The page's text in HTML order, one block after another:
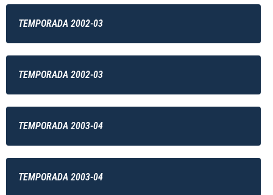
TEMPORADA 2002-03
TEMPORADA 2002-03
TEMPORADA 2003-04
TEMPORADA 2003-04